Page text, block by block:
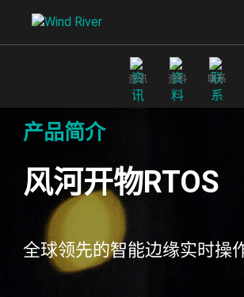
资讯 资料 联系
产品简介
风河开物RTOS
全球领先的智能边缘实时操